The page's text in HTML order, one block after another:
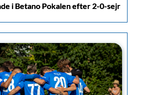
i Betano Pokalen efter 2-0-sejr